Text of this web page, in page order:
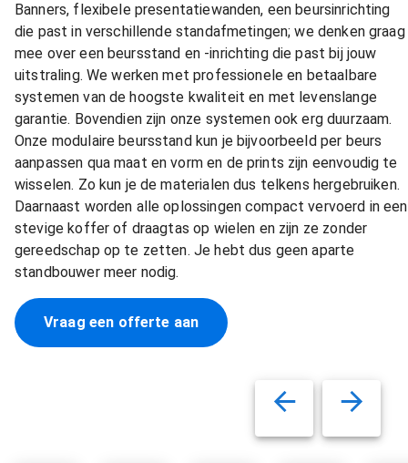
Banners, flexibele presentatiewanden, een beursinrichting
die past in verschillende standafmetingen; we denken graag
mee over een beursstand en -inrichting die past bij jouw
uitstraling. We werken met professionele en betaalbare
systemen van de hoogste kwaliteit en met levenslange
garantie. Bovendien zijn onze systemen ook erg duurzaam.
Onze modulaire beursstand kun je bijvoorbeeld per beurs
aanpassen qua maat en vorm en de prints zijn eenvoudig te
wisselen. Zo kun je de materialen dus telkens hergebruiken.
Daarnaast worden alle oplossingen compact vervoerd in een
stevige koffer of draagtas op wielen en zijn ze zonder
gereedschap op te zetten. Je hebt dus geen aparte
standbouwer meer nodig.
Vraag een offerte aan